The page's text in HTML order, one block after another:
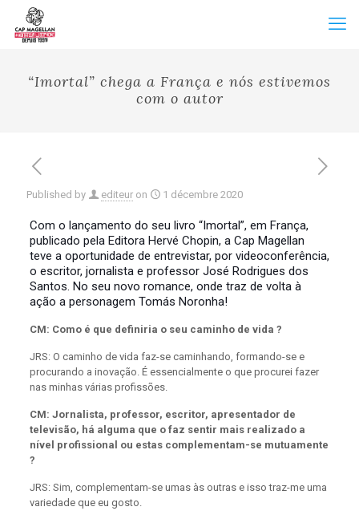
“Imortal” chega a França e nós estivemos
com o autor
Published by editeur on 1 décembre 2020
Com o lançamento do seu livro “Imortal”, em França,
publicado pela Editora Hervé Chopin, a Cap Magellan
teve a oportunidade de entrevistar, por videoconferência,
o escritor, jornalista e professor José Rodrigues dos
Santos. No seu novo romance, onde traz de volta à
ação a personagem Tomás Noronha!
CM: Como é que definiria o seu caminho de vida ?
JRS: O caminho de vida faz-se caminhando, formando-se e
procurando a inovação. É essencialmente o que procurei fazer
nas minhas várias profissões.
CM: Jornalista, professor, escritor, apresentador de
televisão, há alguma que o faz sentir mais realizado a
nível profissional ou estas complementam-se mutuamente
?
JRS: Sim, complementam-se umas às outras e isso traz-me uma
variedade que eu gosto.